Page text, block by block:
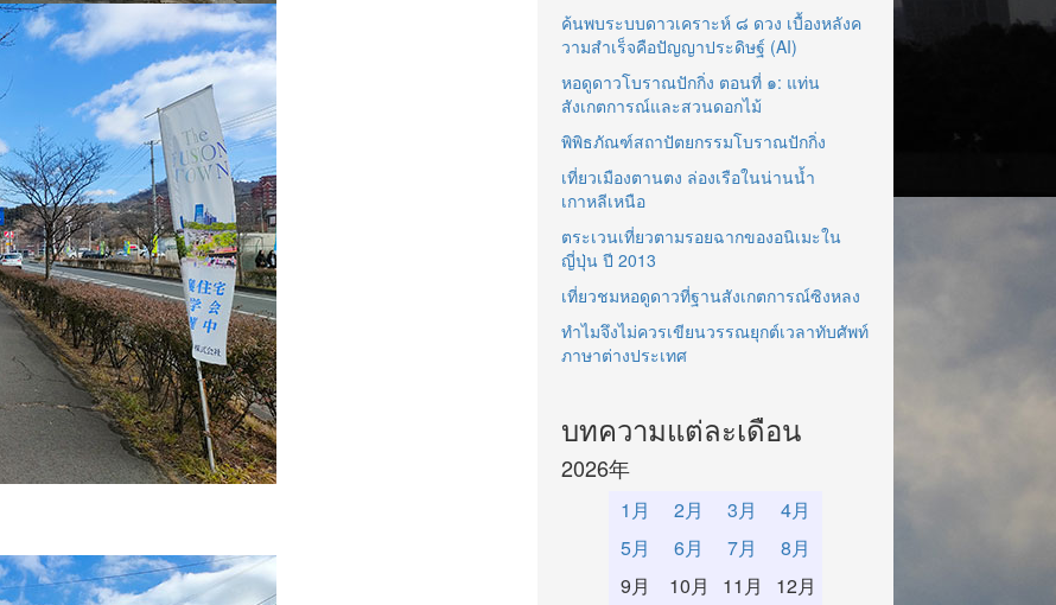
ค้นพบระบบดาวเคราะห์ ๘ ดวง เบื้องหลังค
วามสำเร็จคือปัญญาประดิษฐ์ (AI)
หอดูดาวโบราณปักกิ่ง ตอนที่ ๑: แท่น
สังเกตการณ์และสวนดอกไม้
พิพิธภัณฑ์สถาปัตยกรรมโบราณปักกิ่ง
เที่ยวเมืองตานตง ล่องเรือในน่านน้ำ
เกาหลีเหนือ
ตระเวนเที่ยวตามรอยฉากของอนิเมะใน
ญี่ปุ่น ปี 2013
เที่ยวชมหอดูดาวที่ฐานสังเกตการณ์ซิงหลง
ทำไมจึงไม่ควรเขียนวรรณยุกต์เวลาทับศัพท์
ภาษาต่างประเทศ
บทความแต่ละเดือน
2026年
1月 2月 3月
4月
5月
6月 7月
8月
9月
10月 11月 12月